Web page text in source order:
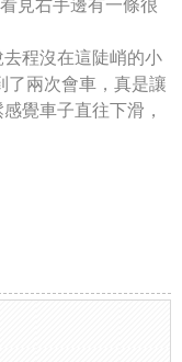
見右手邊有一條很
程沒在這陡峭的小
了兩次會車，真是讓
覺車子直往下滑，